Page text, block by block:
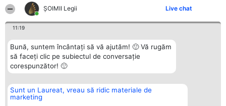
ȘOIMII Legii Live chat
11:19
Bună, suntem încântați să vă ajutăm! 🙂 Vă rugăm
să faceți clic pe subiectul de conversație
corespunzător! 🙂
Sunt un Laureat, vreau să ridic materiale de
marketing
Organizator Ranking
BRIGHT SOLUTIONS BR SRL
Plebiscyt Contact